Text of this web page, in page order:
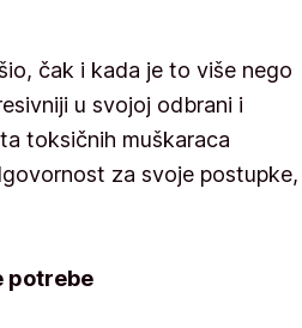
čak i kada je to više nego
u svojoj odbrani i
toksičnih muškaraca
za svoje postupke,
potrebe